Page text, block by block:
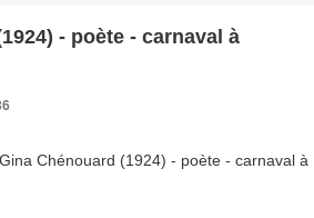
- poète - carnaval à